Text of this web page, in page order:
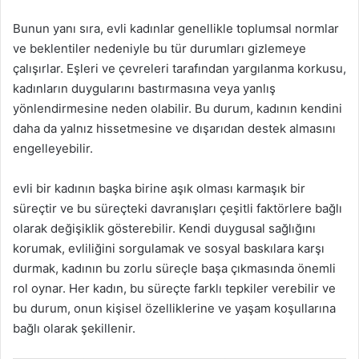
Bunun yanı sıra, evli kadınlar genellikle toplumsal normlar
ve beklentiler nedeniyle bu tür durumları gizlemeye
çalışırlar. Eşleri ve çevreleri tarafından yargılanma korkusu,
kadınların duygularını bastırmasına veya yanlış
yönlendirmesine neden olabilir. Bu durum, kadının kendini
daha da yalnız hissetmesine ve dışarıdan destek almasını
engelleyebilir.
evli bir kadının başka birine aşık olması karmaşık bir
süreçtir ve bu süreçteki davranışları çeşitli faktörlere bağlı
olarak değişiklik gösterebilir. Kendi duygusal sağlığını
korumak, evliliğini sorgulamak ve sosyal baskılara karşı
durmak, kadının bu zorlu süreçle başa çıkmasında önemli
rol oynar. Her kadın, bu süreçte farklı tepkiler verebilir ve
bu durum, onun kişisel özelliklerine ve yaşam koşullarına
bağlı olarak şekillenir.